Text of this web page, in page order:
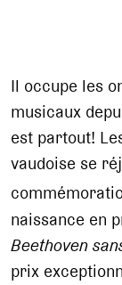
Il occupe les
musicaux
est partout!
vaudoise se
naissance en
Beethoven
prix